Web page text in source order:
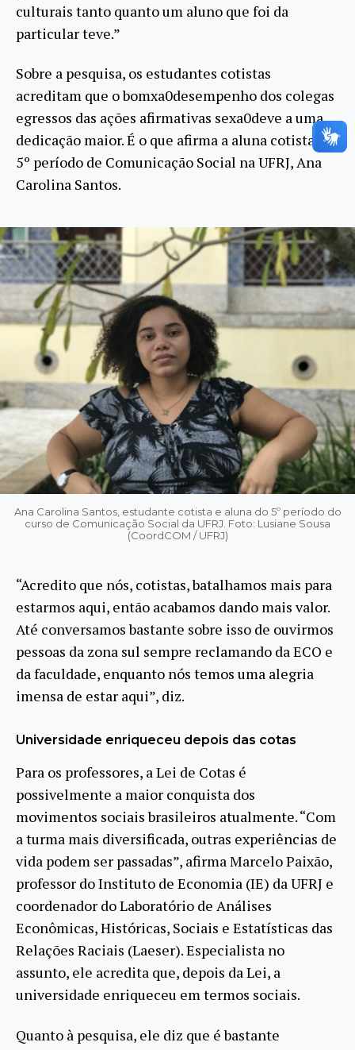
culturais tanto quanto um aluno que foi da
particular teve.”
Sobre a pesquisa, os estudantes cotistas
acreditam que o bomxa0desempenho dos colegas
egressos das ações afirmativas sexa0deve a uma
dedicação maior. É o que afirma a aluna cotista do
5º período de Comunicação Social na UFRJ, Ana
Carolina Santos.
Ana Carolina Santos, estudante cotista e aluna do 5º período do
curso de Comunicação Social da UFRJ. Foto: Lusiane Sousa
(CoordCOM / UFRJ)
“Acredito que nós, cotistas, batalhamos mais para
estarmos aqui, então acabamos dando mais valor.
Até conversamos bastante sobre isso de ouvirmos
pessoas da zona sul sempre reclamando da ECO e
da faculdade, enquanto nós temos uma alegria
imensa de estar aqui”, diz.
Universidade enriqueceu depois das cotas
Para os professores, a Lei de Cotas é
possivelmente a maior conquista dos
movimentos sociais brasileiros atualmente. “Com
a turma mais diversificada, outras experiências de
vida podem ser passadas”, afirma Marcelo Paixão,
professor do Instituto de Economia (IE) da UFRJ e
coordenador do Laboratório de Análises
Econômicas, Históricas, Sociais e Estatísticas das
Relações Raciais (Laeser). Especialista no
assunto, ele acredita que, depois da Lei, a
universidade enriqueceu em termos sociais.
Quanto à pesquisa, ele diz que é bastante